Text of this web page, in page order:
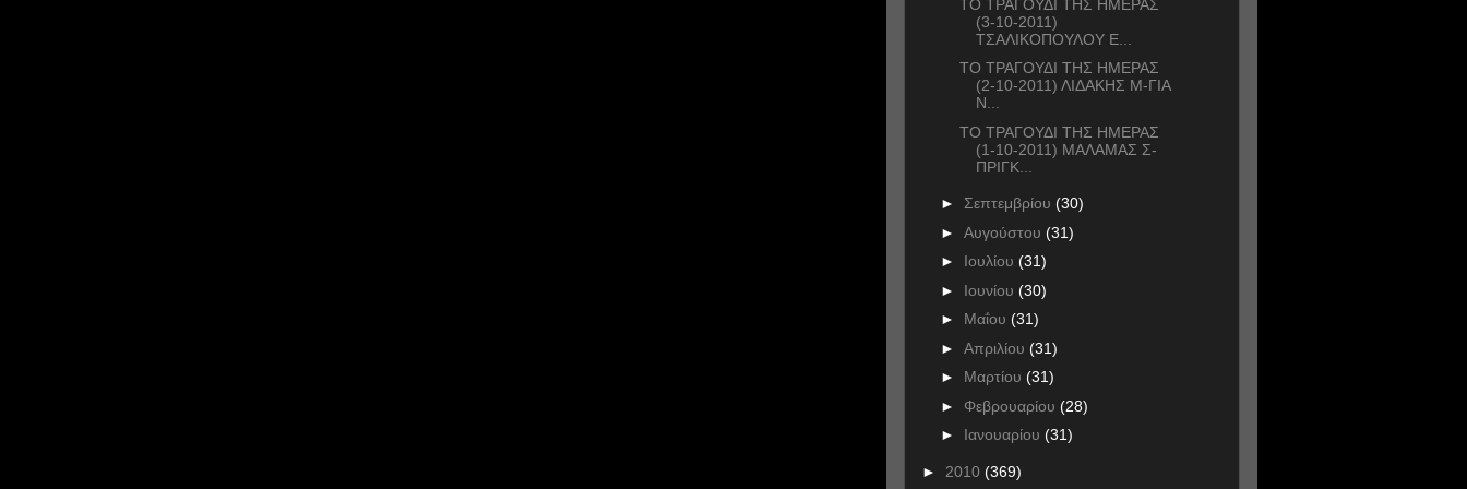
ΤΟ ΤΡΑΓΟΥΔΙ ΤΗΣ ΗΜΕΡΑΣ
(3-10-2011)
ΤΣΑΛΙΚΟΠΟΥΛΟΥ Ε...
ΤΟ ΤΡΑΓΟΥΔΙ ΤΗΣ ΗΜΕΡΑΣ
(2-10-2011) ΛΙΔΑΚΗΣ Μ-ΓΙΑ
Ν...
ΤΟ ΤΡΑΓΟΥΔΙ ΤΗΣ ΗΜΕΡΑΣ
(1-10-2011) ΜΑΛΑΜΑΣ Σ-
ΠΡΙΓΚ...
► Σεπτεμβρίου (30)
► Αυγούστου (31)
► Ιουλίου (31)
► Ιουνίου (30)
► Μαΐου (31)
► Απριλίου (31)
► Μαρτίου (31)
► Φεβρουαρίου (28)
► Ιανουαρίου (31)
► 2010 (369)